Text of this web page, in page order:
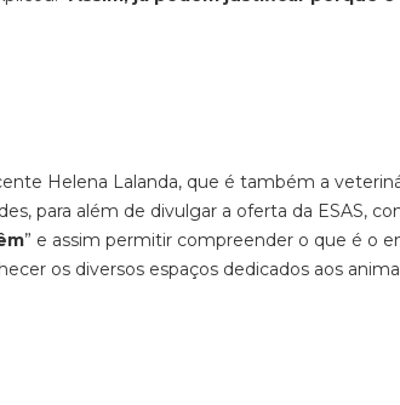
Helena Lalanda, que é também a
para além de divulgar a oferta da ESAS,
” e assim permitir compreender o que é o
os diversos espaços dedicados aos